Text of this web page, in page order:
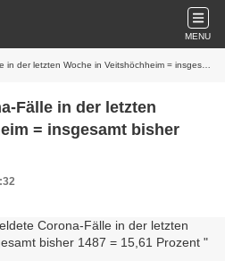
MENU
Woche in Veitshöchheim = insgesamt bisher 1487 = 15,61 Prozent
Fälle in der letzten
= insgesamt bisher